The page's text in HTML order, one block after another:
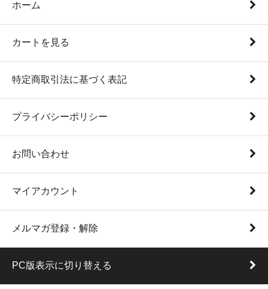
ホーム
カートを見る
特定商取引法に基づく表記
プライバシーポリシー
お問い合わせ
マイアカウント
メルマガ登録・解除
PC版表示に切り替える